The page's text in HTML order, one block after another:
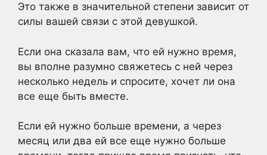
Это также в значительной степени зависит от
силы вашей связи с этой девушкой.
Если она сказала вам, что ей нужно время,
вы вполне разумно свяжетесь с ней через
несколько недель и спросите, хочет ли она
все еще быть вместе.
Если ей нужно больше времени, а через
месяц или два ей все еще нужно больше